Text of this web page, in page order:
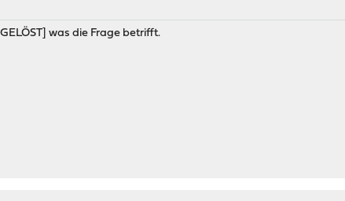
was die Frage betrifft.